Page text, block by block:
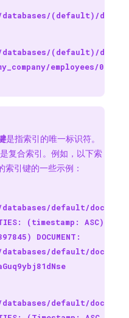
databases/(default)/d
databases/(default)/d
employees/0
是指索引的唯一标识符。
复合索引。例如，以下索
索引键的一些示例：
databases/default/doc
(timestamp: ASC)
DOCUMENT:
databases/default/doc
databases/default/doc